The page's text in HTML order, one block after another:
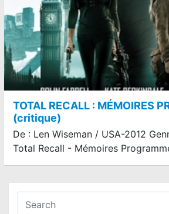
TOTAL RECALL : MÉMOIRES
(critique)
De : Len Wiseman / USA-2012
Total Recall - Mémoires